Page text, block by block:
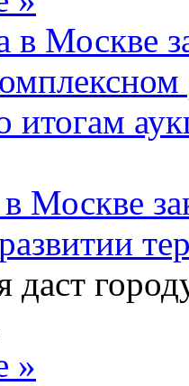
в Москве
даст
»